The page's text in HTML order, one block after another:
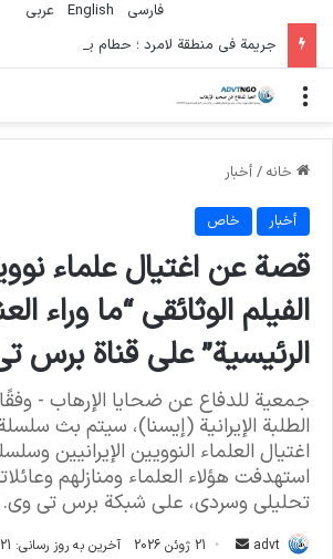
فارسی English
عربي
منو
خانه / أخبار
أخبار خاص
قصة عن اغتيال علماء
الفيلم الوثائقي “ما وراء
الرئيسية” على قناة برس
جمعية للدفاع عن ضحايا الإرهاب - وفقًا
الطلبة الإيرانية (إيسنا)، سيتم بث
اغتيال العلماء النوويين الإيرانيين
استهدفت هؤلاء العلماء ومنازلهم
تحليلي وسردي، على شبكة برس تي وي.
advt
ارسال 21 ژوئن 2026 آخرین به روز رسانی: 21 ژوئن 2026